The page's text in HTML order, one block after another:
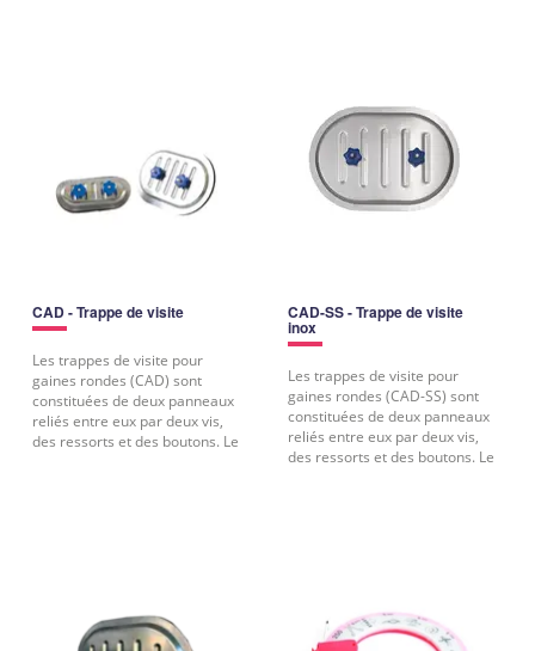
CAD - Trappe de visite
Les trappes de visite pour
gaines rondes (CAD) sont
constituées de deux panneaux
reliés entre eux par deux vis,
des ressorts et des boutons. Le
CAD-SS - Trappe de visite
inox
Les trappes de visite pour
gaines rondes (CAD-SS) sont
constituées de deux panneaux
reliés entre eux par deux vis,
des ressorts et des boutons. Le